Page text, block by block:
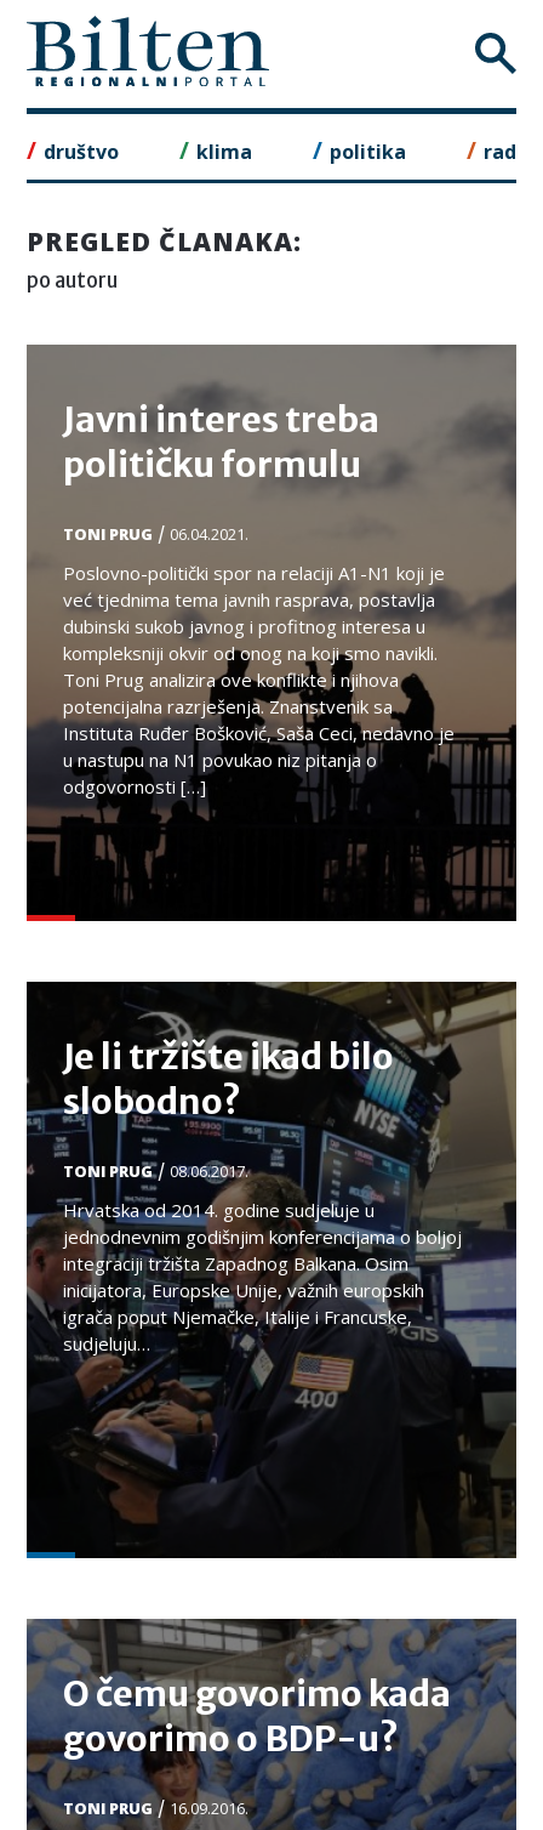
to
content
društvo klima politika rad
PREGLED ČLANAKA:
po autoru
Javni interes treba
političku formulu
TONI PRUG / 06.04.2021.
Poslovno-politički spor na relaciji A1-N1 koji je
već tjednima tema javnih rasprava, postavlja
dubinski sukob javnog i profitnog interesa u
kompleksniji okvir od onog na koji smo navikli.
Toni Prug analizira ove konflikte i njihova
potencijalna razrješenja. Znanstvenik sa
Instituta Ruđer Bošković, Saša Ceci, nedavno je
u nastupu na N1 povukao niz pitanja o
odgovornosti […]
Je li tržište ikad bilo
slobodno?
TONI PRUG/08.06.2017.
Hrvatska od 2014. godine sudjeluje u
jednodnevnim godišnjim konferencijama o boljoj
integraciji tržišta Zapadnog Balkana. Osim
inicijatora, Europske Unije, važnih europskih
igrača poput Njemačke, Italije i Francuske,
sudjeluju…
O čemu govorimo kada
govorimo o BDP-u?
TONI PRUG /16.09.2016.